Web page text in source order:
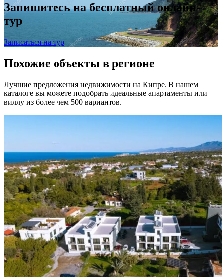
Запишитесь на бесплатный онлайн-
тур
Записаться на тур
Похожие объекты в регионе
Лучшие предложения недвижимости на Кипре. В нашем
каталоге вы можете подобрать идеальные апартаменты или
виллу из более чем 500 вариантов.